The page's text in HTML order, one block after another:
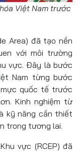
Việt Nam trước
Area) đã tạo nền
với môi trường
vực. Đây là bước
Nam từng bước
quốc tế trước
Kinh nghiệm từ
kỹ năng cần thiết
trong tương lai.
vực (RCEP) đã